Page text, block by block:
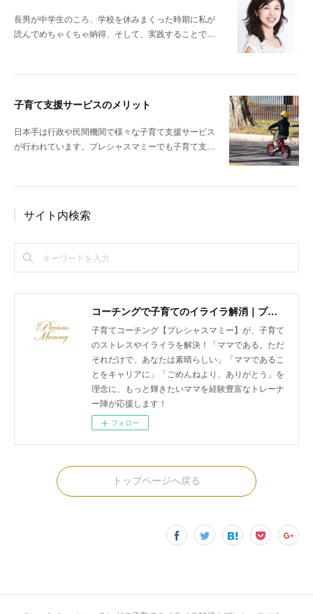
長男が中学生のころ、学校を休みまくった時期に私が
読んでめちゃくちゃ納得、そして、実践することで…
子育て支援サービスのメリット
日本手は行政や民間機関で様々な子育て支援サービス
が行われています。プレシャスマミーでも子育て支…
サイト内検索
コーチングで子育てのイライラ解消｜プレシャスマミー 公式ホームページ
子育てコーチング【プレシャスマミー】が、子育て
のストレスやイライラを解決！「ママである。ただ
それだけで、あなたは素晴らしい」「ママであるこ
とをキャリアに」「ごめんねより、ありがとう」を
理念に、もっと輝きたいママを経験豊富なトレーナ
ー陣が応援します！
フォロー
トップページへ戻る